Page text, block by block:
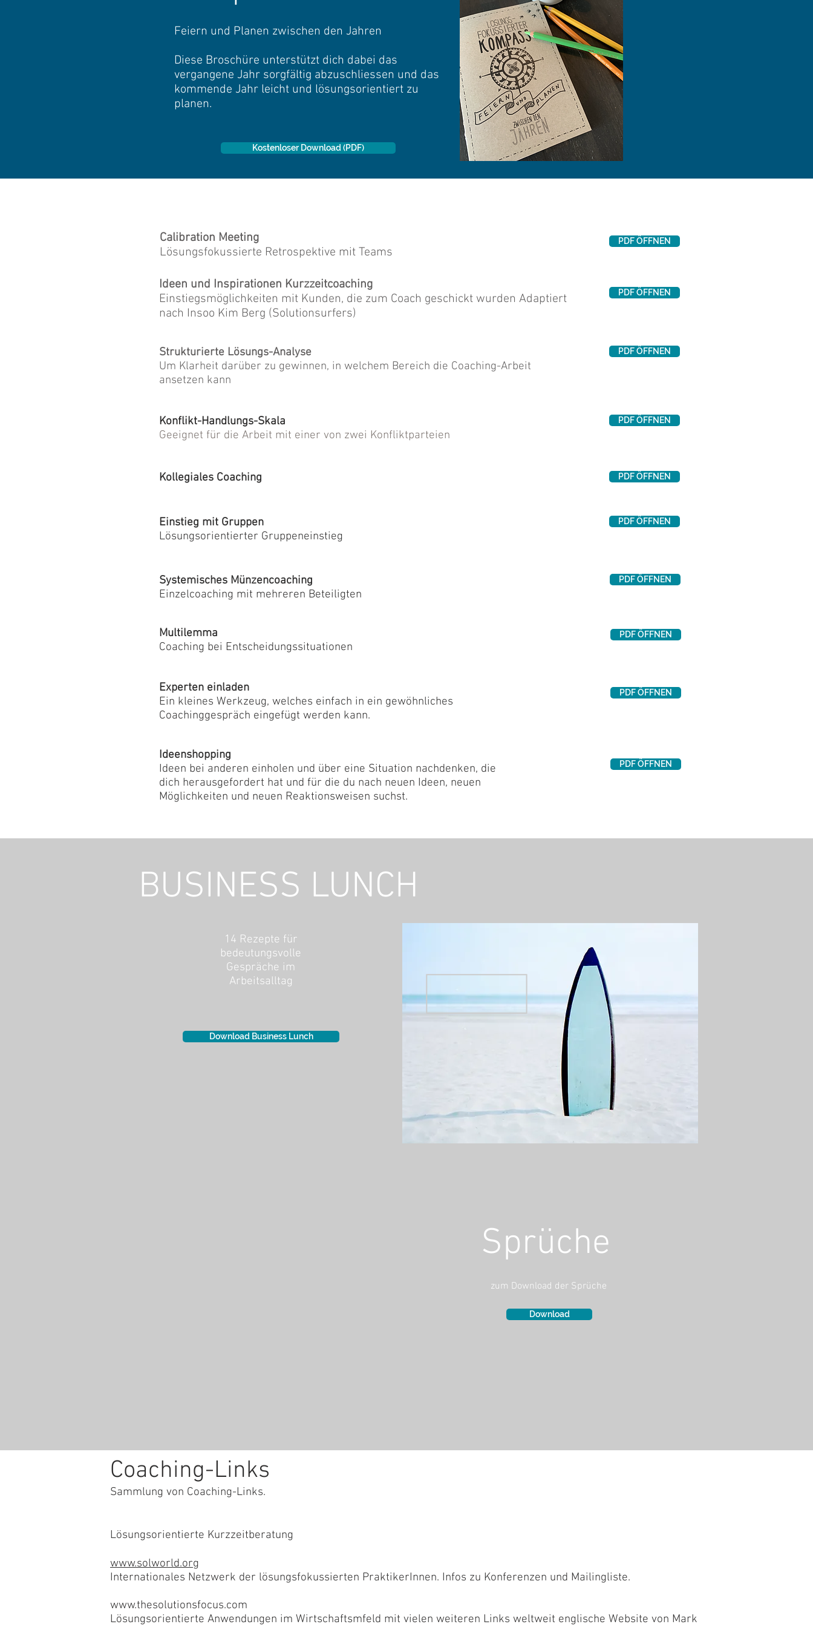
Feiern und Planen zwischen den Jahren
Diese Broschüre unterstützt dich dabei das
vergangene Jahr sorgfältig abzuschliessen und das
kommende Jahr leicht und lösungsorientiert zu
planen.
Kostenloser Download (PDF)
Calibration Meeting
Lösungsfokussierte Retrospektive mit Teams
PDF ÖFFNEN
Ideen und Inspirationen Kurzzeitcoaching
Einstiegsmöglichkeiten mit Kunden, die zum Coach geschickt wurden Adaptiert
nach Insoo Kim Berg (Solutionsurfers)
PDF ÖFFNEN
Strukturierte Lösungs-Analyse
Um Klarheit darüber zu gewinnen, in welchem Bereich die Coaching-Arbeit
ansetzen kann
PDF ÖFFNEN
Konflikt-Handlungs-Skala
Geeignet für die Arbeit mit einer von zwei Konfliktparteien
PDF ÖFFNEN
Kollegiales Coaching PDF ÖFFNEN
Einstieg mit Gruppen
Lösungsorientierter Gruppeneinstieg
PDF ÖFFNEN
Systemisches Münzencoaching
Einzelcoaching mit mehreren Beteiligten
PDF ÖFFNEN
Multilemma
Coaching bei Entscheidungssituationen
PDF ÖFFNEN
Experten einladen
Ein kleines Werkzeug, welches einfach in ein gewöhnliches
Coachinggespräch eingefügt werden kann.
PDF ÖFFNEN
Ideenshopping
Ideen bei anderen einholen und über eine Situation nachdenken, die
dich herausgefordert hat und für die du nach neuen Ideen, neuen
Möglichkeiten und neuen Reaktionsweisen suchst.
PDF ÖFFNEN
BUSINESS LUNCH
14 Rezepte für
bedeutungsvolle
Gespräche im
Arbeitsalltag
Download Business Lunch
zum Download der Sprüche
Sprüche
Download
Coaching-Links
Sammlung von Coaching-Links.
Lösungsorientierte Kurzzeitberatung
www.solworld.org
Internationales Netzwerk der lösungsfokussierten PraktikerInnen. Infos zu Konferenzen und Mailingliste.
www.thesolutionsfocus.com
Lösungsorientierte Anwendungen im Wirtschaftsmfeld mit vielen weiteren Links weltweit englische Website von Mark